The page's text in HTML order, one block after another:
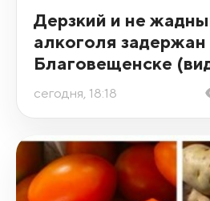
Дерзкий и не
алкоголя задержан
Благовещенске
сегодня, 18:18